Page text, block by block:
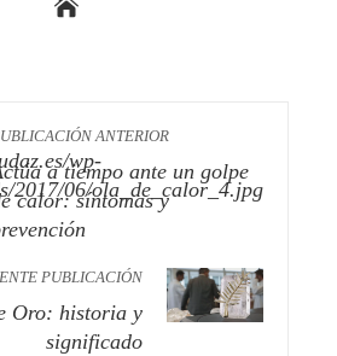
ANTERIOR
a tiempo ante un golpe
calor: síntomas y
PUBLICACIÓN
Oro: historia y
significado